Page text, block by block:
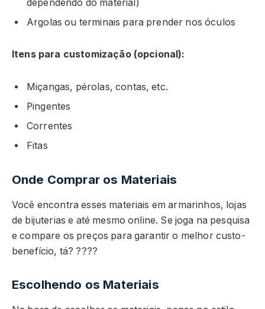
dependendo do material)
Argolas ou terminais para prender nos óculos
Itens para customização (opcional):
Miçangas, pérolas, contas, etc.
Pingentes
Correntes
Fitas
Onde Comprar os Materiais
Você encontra esses materiais em armarinhos, lojas
de bijuterias e até mesmo online. Se joga na pesquisa
e compare os preços para garantir o melhor custo-
benefício, tá? ????
Escolhendo os Materiais